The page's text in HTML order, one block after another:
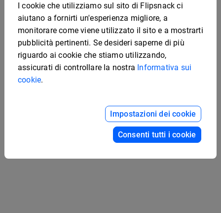
Template coinvolgente
per rivista aziendale
I cookie che utilizziamo sul sito di Flipsnack ci
aiutano a fornirti un'esperienza migliore, a
monitorare come viene utilizzato il sito e a mostrarti
pubblicità pertinenti. Se desideri saperne di più
riguardo ai cookie che stiamo utilizzando,
assicurati di controllare la nostra Informativa sui
cookie.
Impostazioni dei cookie
Consenti tutti i cookie